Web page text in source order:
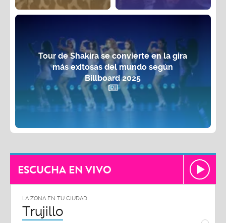
Tour de Shakira se convierte en la gira
más exitosas del mundo según
Billboard 2025
ESCUCHA EN VIVO
LA ZONA EN TU CIUDAD
Trujillo